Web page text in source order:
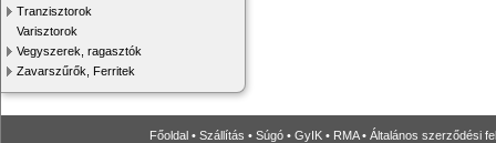
Tranzisztorok
Varisztorok
Vegyszerek, ragasztók
Zavarszűrők, Ferritek
Főoldal • Szállítás • Súgó • GyIK • RMA• Általános szerződési